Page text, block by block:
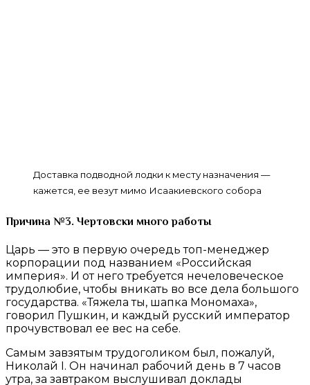
Доставка подводной лодки к месту назначения —
кажется, ее везут мимо Исаакиевского собора
Причина №3. Чертовски много работы
Царь — это в первую очередь топ-менеджер
корпорации под названием «Российская
империя». И от него требуется нечеловеческое
трудолюбие, чтобы вникать во все дела большого
государства. «Тяжела ты, шапка Мономаха»,
говорил Пушкин, и каждый русский император
прочувствовал ее вес на себе.
Самым завзятым трудоголиком был, пожалуй,
Николай I. Он начинал рабочий день в 7 часов
утра, за завтраком выслушивал доклады